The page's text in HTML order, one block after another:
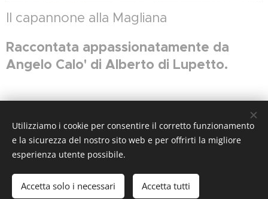
Il capannone alla Magliana
Raccontata appassionatamente da
Angelo Calo' di Alberto di Lupetto.
Rot.Fer.Met. di A.Calo' Srl, Vicolo dell' Imbarco 8, 00148
Creato con Webnode Cookies
Crea il tuo sito web gratis! Inizia
Utilizziamo i cookie per consentire il corretto funzionamento
e la sicurezza del nostro sito web e per offrirti la migliore
esperienza utente possibile.
Accetta solo i necessari Accetta tutti